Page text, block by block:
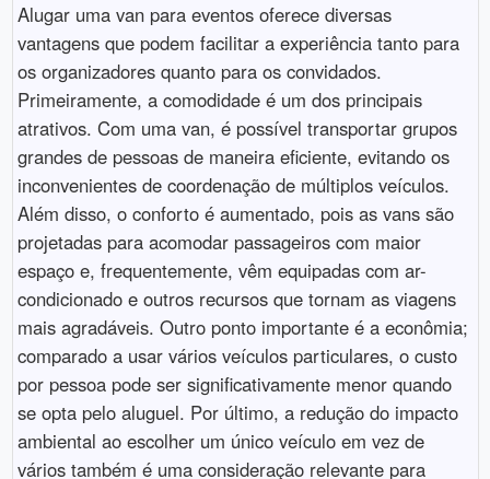
Alugar uma van para eventos oferece diversas
vantagens que podem facilitar a experiência tanto para
os organizadores quanto para os convidados.
Primeiramente, a comodidade é um dos principais
atrativos. Com uma van, é possível transportar grupos
grandes de pessoas de maneira eficiente, evitando os
inconvenientes de coordenação de múltiplos veículos.
Além disso, o conforto é aumentado, pois as vans são
projetadas para acomodar passageiros com maior
espaço e, frequentemente, vêm equipadas com ar-
condicionado e outros recursos que tornam as viagens
mais agradáveis. Outro ponto importante é a econômia;
comparado a usar vários veículos particulares, o custo
por pessoa pode ser significativamente menor quando
se opta pelo aluguel. Por último, a redução do impacto
ambiental ao escolher um único veículo em vez de
vários também é uma consideração relevante para